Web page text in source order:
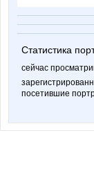
Статистика
сейчас
посетившие